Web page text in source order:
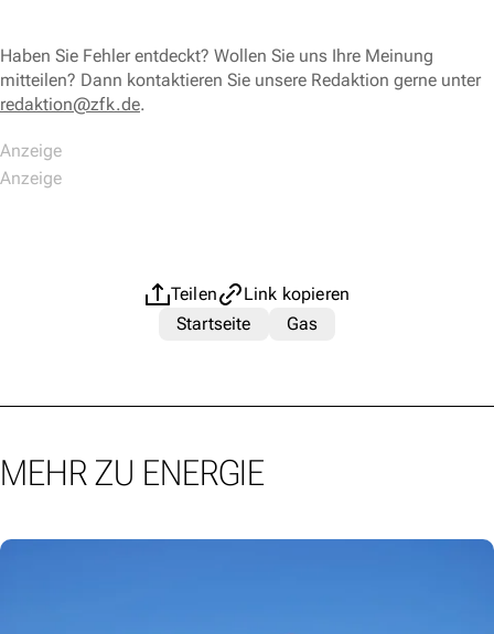
Haben Sie Fehler entdeckt? Wollen Sie uns Ihre Meinung
mitteilen? Dann kontaktieren Sie unsere Redaktion gerne unter
redaktion@zfk.de.
Teilen
Link kopieren
Startseite
Gas
MEHR ZU ENERGIE